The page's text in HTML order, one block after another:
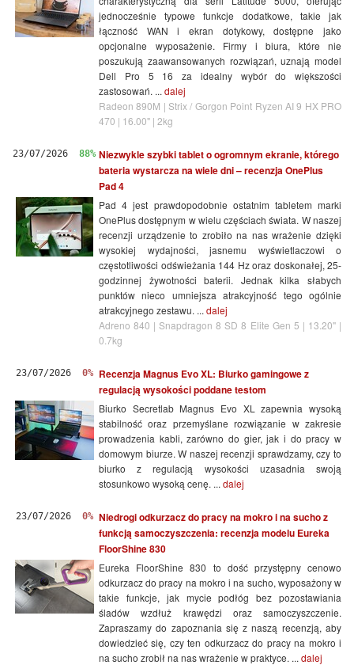
jednocześnie typowe funkcje dodatkowe, takie jak
łączność WAN i ekran dotykowy, dostępne jako
opcjonalne wyposażenie. Firmy i biura, które nie
poszukują zaawansowanych rozwiązań, uznają model
Dell Pro 5 16 za idealny wybór do większości
zastosowań. ... dalej
Radeon 890M | Strix / Gorgon Point Ryzen AI 9 HX PRO
470 | 16.00" | 2kg
23/07/2026 88% Niezwykle szybki tablet o ogromnym ekranie, którego
bateria wystarcza na wiele dni – recenzja OnePlus
Pad 4
Pad 4 jest prawdopodobnie ostatnim tabletem marki
OnePlus dostępnym w wielu częściach świata. W naszej
recenzji urządzenie to zrobiło na nas wrażenie dzięki
wysokiej wydajności, jasnemu wyświetlaczowi o
częstotliwości odświeżania 144 Hz oraz doskonałej, 25-
godzinnej żywotności baterii. Jednak kilka słabych
punktów nieco umniejsza atrakcyjność tego ogólnie
atrakcyjnego zestawu. ... dalej
Adreno 840 | Snapdragon 8 SD 8 Elite Gen 5 | 13.20" |
0.7kg
23/07/2026 0%
Recenzja Magnus Evo XL: Biurko gamingowe z
regulacją wysokości poddane testom
Biurko Secretlab Magnus Evo XL zapewnia wysoką
stabilność oraz przemyślane rozwiązanie w zakresie
prowadzenia kabli, zarówno do gier, jak i do pracy w
domowym biurze. W naszej recenzji sprawdzamy, czy to
biurko z regulacją wysokości uzasadnia swoją
stosunkowo wysoką cenę. ... dalej
23/07/2026 0% Niedrogi odkurzacz do pracy na mokro i na sucho z
funkcją samoczyszczenia: recenzja modelu Eureka
FloorShine 830
Eureka FloorShine 830 to dość przystępny cenowo
odkurzacz do pracy na mokro i na sucho, wyposażony w
takie funkcje, jak mycie podłóg bez pozostawiania
śladów wzdłuż krawędzi oraz samoczyszczenie.
Zapraszamy do zapoznania się z naszą recenzją, aby
dowiedzieć się, czy ten odkurzacz do pracy na mokro i
na sucho zrobił na nas wrażenie w praktyce. ... dalej